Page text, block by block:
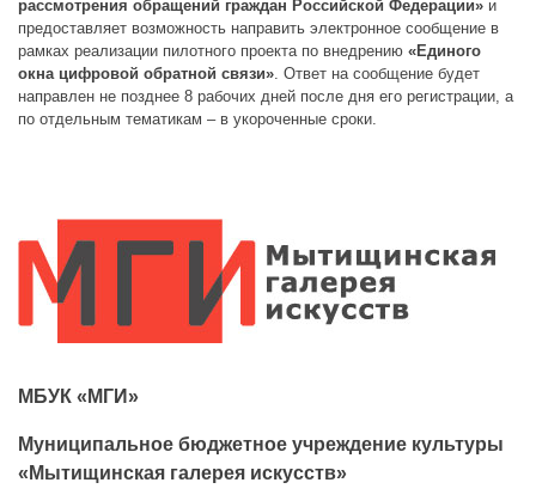
рассмотрения обращений граждан Российской Федерации» и
предоставляет возможность направить электронное сообщение в
рамках реализации пилотного проекта по внедрению «Единого
окна цифровой обратной связи» . Ответ на сообщение будет
направлен не позднее 8 рабочих дней после дня его регистрации, а
по отдельным тематикам – в укороченные сроки.
МБУК «МГИ»
Муниципальное бюджетное учреждение культуры
«Мытищинская галерея искусств»